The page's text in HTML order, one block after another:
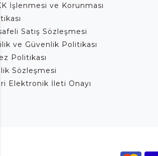
İşlenmesi ve Korunması
Satış Sözleşmesi
ve Güvenlik Politikası
Politikası
Sözleşmesi
Elektronik İleti Onayı